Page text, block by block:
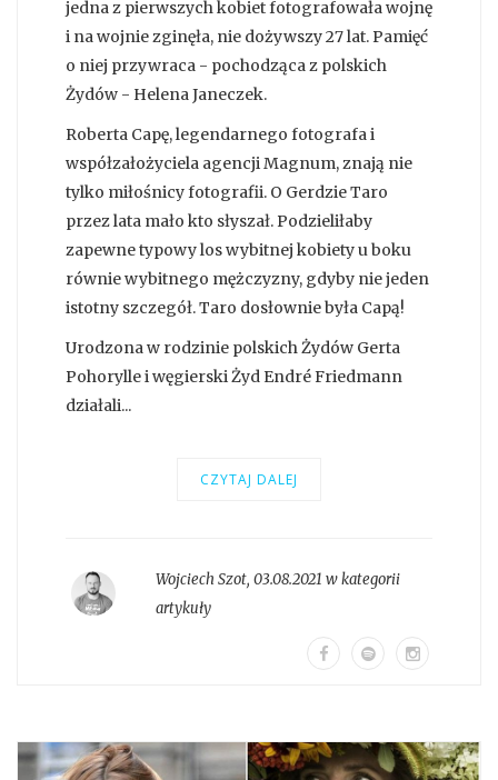
jedna z pierwszych kobiet fotografowała wojnę
i na wojnie zginęła, nie dożywszy 27 lat. Pamięć
o niej przywraca - pochodząca z polskich
Żydów - Helena Janeczek.
Roberta Capę, legendarnego fotografa i
współzałożyciela agencji Magnum, znają nie
tylko miłośnicy fotografii. O Gerdzie Taro
przez lata mało kto słyszał. Podzieliłaby
zapewne typowy los wybitnej kobiety u boku
równie wybitnego mężczyzny, gdyby nie jeden
istotny szczegół. Taro dosłownie była Capą!
Urodzona w rodzinie polskich Żydów Gerta
Pohorylle i węgierski Żyd Endré Friedmann
działali...
CZYTAJ DALEJ
Wojciech Szot, 03.08.2021 w kategorii
artykuły